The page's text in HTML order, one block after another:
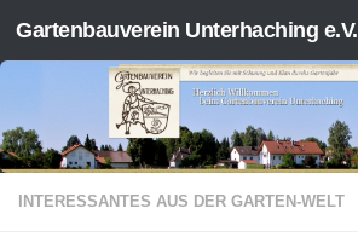
Zum Inhalt springen
Gartenbauverein Unterhaching e.V.
INTERESSANTES AUS DER GARTEN-WELT